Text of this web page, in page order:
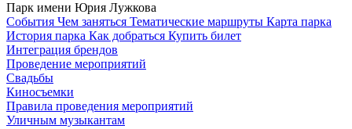
Парк имени Юрия Лужкова
Cобытия Чем заняться Тематические маршруты Карта парка
История парка Как добраться Купить билет
Интеграция брендов
Проведение мероприятий
Свадьбы
Киносъемки
Правила проведения мероприятий
Уличным музыкантам